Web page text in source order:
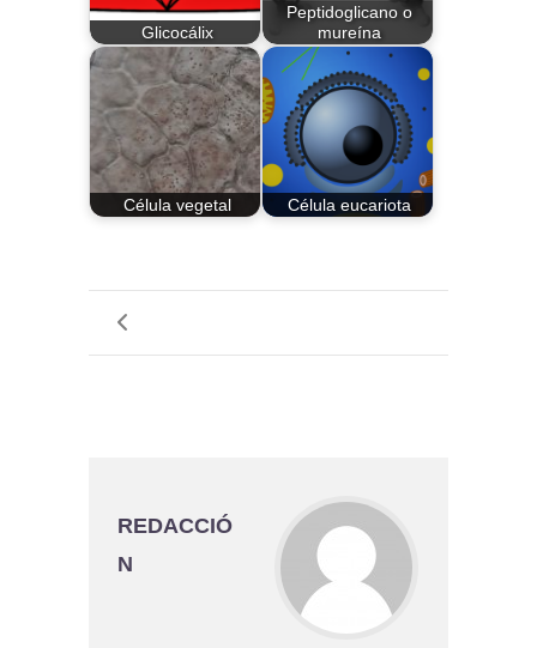
Glicocálix
Peptidoglicano o
mureína
Célula vegetal Célula eucariota
REDACCIÓ
N